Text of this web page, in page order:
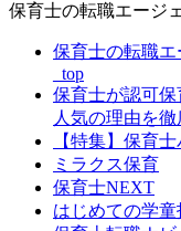
保育士の転職エージ
保育士の転職エ
_top
保育士が認可保
人気の理由を徹
【特集】保育
ミラクス保育
保育⼠NEXT
はじめての学童